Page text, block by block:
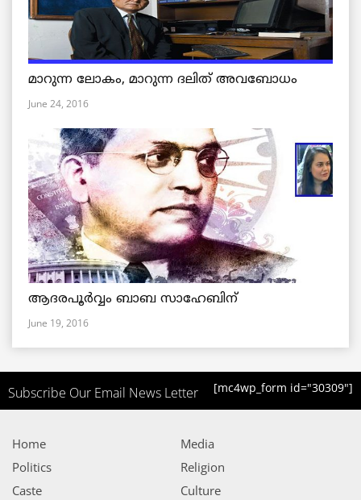
മാറുന്ന ലോകം, മാറുന്ന ദലിത് അവബോധം
June 24, 2016
ആദരപൂര്‍വ്വം ബാബ സാഹേബിന്
June 19, 2016
Subscribe Our Email News Letter [mc4wp_form id="30309"]
Home
Politics
Caste
Media
Religion
Culture